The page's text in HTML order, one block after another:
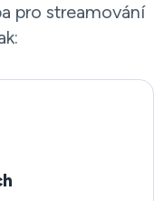
pro streamování